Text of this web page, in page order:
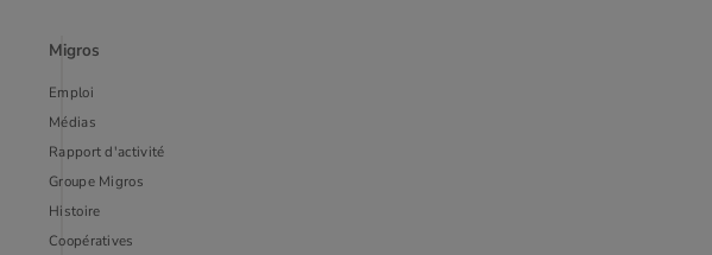
Migros
Emploi
Médias
Rapport d'activité
Groupe Migros
Histoire
Coopératives